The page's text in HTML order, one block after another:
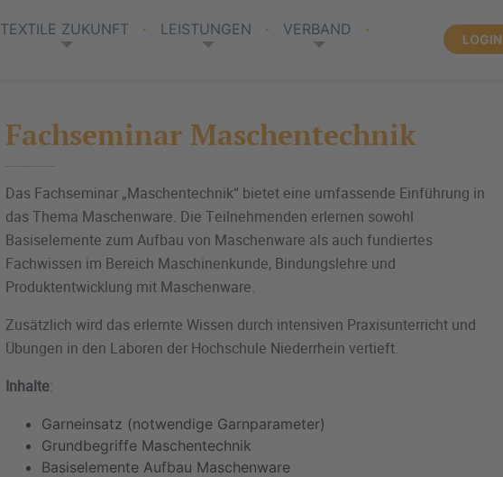
TEXTILE ZUKUNFT LEISTUNGEN
VERBAND
LOGIN
Fachseminar Maschentechnik
Das Fachseminar „Maschentechnik“ bietet eine umfassende Einführung in
das Thema Maschenware. Die Teilnehmenden erlernen sowohl
Basiselemente zum Aufbau von Maschenware als auch fundiertes
Fachwissen im Bereich Maschinenkunde, Bindungslehre und
Produktentwicklung mit Maschenware.
Zusätzlich wird das erlernte Wissen durch intensiven Praxisunterricht und
Übungen in den Laboren der Hochschule Niederrhein vertieft.
Inhalte:
Garneinsatz (notwendige Garnparameter)
Grundbegriffe Maschentechnik
Basiselemente Aufbau Maschenware